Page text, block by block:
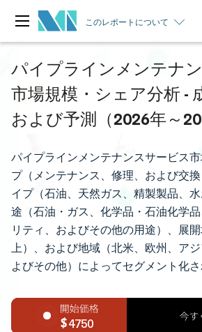
このレポートについて
パイプラインメンテナ
市場規模・シェア分析 -
および予測（2026年～
パイプラインメンテナンスサービス
プ（メンテナンス、修理、および交
イプ（石油、天然ガス、精製製品、
途（石油・ガス、化学品・石油化学
リティ、およびその他の用途）、展
上）、および地域（北米、欧州、ア
よびその他）によってセグメント化さ
4750